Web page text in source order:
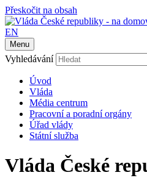
Přeskočit na obsah
EN
Menu
Vyhledávání
Úvod
Vláda
Média centrum
Pracovní a poradní orgány
Úřad vlády
Státní služba
Vláda České